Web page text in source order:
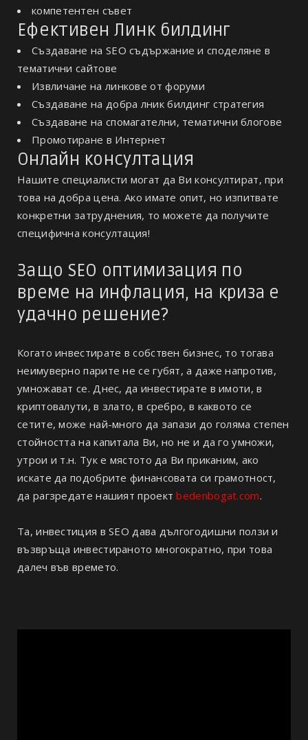
компетентен съвет
Ефективен Линк билдинг
Създаване на SEO съдържание и споделяне в
тематични сайтове
Извличане на линкове от форуми
Създаване на добра лник билдинг стратегия
Създаване на спомагателни, тематични блогове
Промотиране в Интернет
Онлайн консултация
Нашите специалисти могат да Ви консултират, при
това на добра цена. Ако имате опит, но изпитвате
конкретни затруднения, то можете да получите
специфична консултация!
Защо SEO оптимизация по
време на инфлация, на криза е
удачно решение?
Когато инвестирате в собствен бизнес, то тогава
неимуверно парите не се губят, а даже напротив,
умножават се. Днес, да инвестирате в имоти, в
криптовалути, в злато, в сребро, в каквото се
сетите, може най-много да запази до голяма степен
стойността на капитала Ви, но не и да го умножи,
утрои и т.н. Тук е мястото да Ви приканим, ако
искате да подобрите финансовата си грамотност,
да рагзредате нашият проектbedenbogat.com.
Та, инвестиция в SEO дава дългогодишни ползи и
възвръща инвестираното многократно, при това
далеч във времето.